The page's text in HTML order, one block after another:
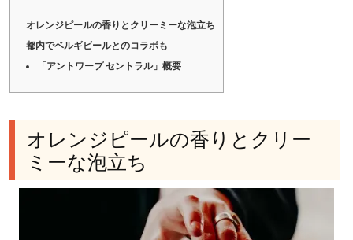
オレンジピールの香りとクリーミーな泡立ち
都内でベルギビールとのコラボも
「アントワープ セントラル」概要
オレンジピールの香りとクリー
ミーな泡立ち